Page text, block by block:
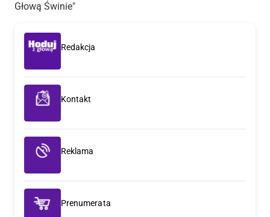
Głową Świnie"
Redakcja
Kontakt
Reklama
Prenumerata